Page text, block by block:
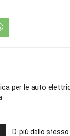
per le auto
Di più dello